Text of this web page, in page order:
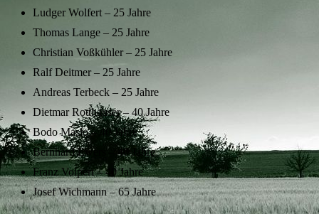
Ludger Wolfert – 25 Jahre
Thomas Lange – 25 Jahre
Christian Voßkühler – 25 Jahre
Ralf Deitmer – 25 Jahre
Andreas Terbeck – 25 Jahre
Dietmar Rotthäuser – 40 Jahre
Bodo Maslo – 40 Jahre
Bernhard Ewers – 40 Jahre
Franz Volpert – 40 Jahre
Josef Wichmann – 65 Jahre